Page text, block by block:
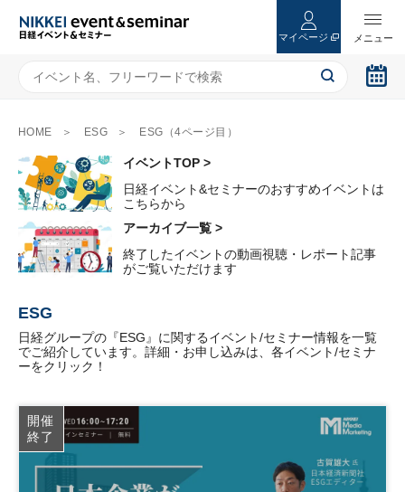
マイページ
HOME ESG ESG（4ページ目）
イベントTOP >
日経イベント&セミナーのおすすめイベントは
こちらから
アーカイブ一覧 >
終了したイベントの動画視聴・レポート記事
がご覧いただけます
ESG
日経グループの『ESG』に関するイベント/セミナー情報を一覧
でご紹介しています。詳細・お申し込みは、各イベント/セミナ
ーをクリック！
開催
終了